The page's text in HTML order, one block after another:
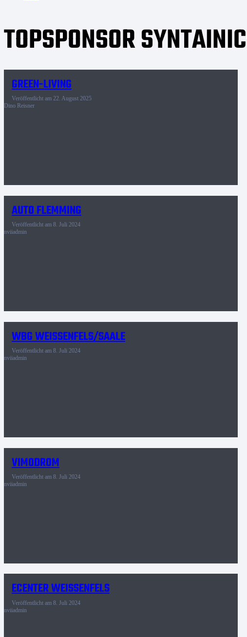
TOPSPONSOR
GREEN-LIVING
Veröffentlicht am 22. August 2025
Dino Reisner
AUTO FLEMMING
Veröffentlicht am 8. Juli 2024
nviiadmin
WBG WEISSENFELS/SAALE
Veröffentlicht am 8. Juli 2024
nviiadmin
VIMODROM
Veröffentlicht am 8. Juli 2024
nviiadmin
ECENTER WEISSENFELS
Veröffentlicht am 8. Juli 2024
nviiadmin